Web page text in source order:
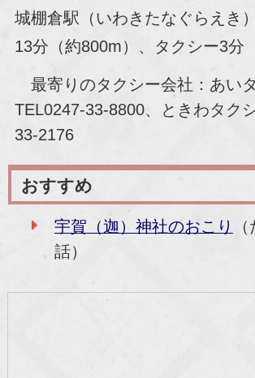
城棚倉駅（いわきたなぐらえき
13分（約800m）、タクシー3分
最寄りのタクシー会社：あい
TEL0247-33-8800、ときわタク
33-2176
おすすめ
宇賀（迦）神社のおこり
話）